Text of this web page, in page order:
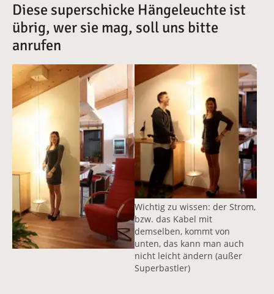
Diese superschicke Hängeleuchte ist
übrig, wer sie mag, soll uns bitte
anrufen
Vergrößerte Version anzeigenVergrößerte Version
Wichtig zu wissen: der Strom,
bzw. das Kabel mit
demselben, kommt von
unten, das kann man auch
nicht leicht ändern (außer
Superbastler)